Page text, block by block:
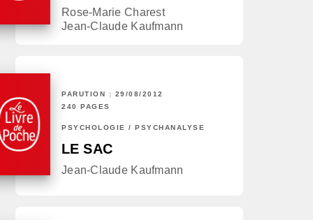
Rose-Marie Charest
Jean-Claude Kaufmann
PARUTION : 29/08/2012
240 PAGES
PSYCHOLOGIE / PSYCHANALYSE
LE SAC
Jean-Claude Kaufmann